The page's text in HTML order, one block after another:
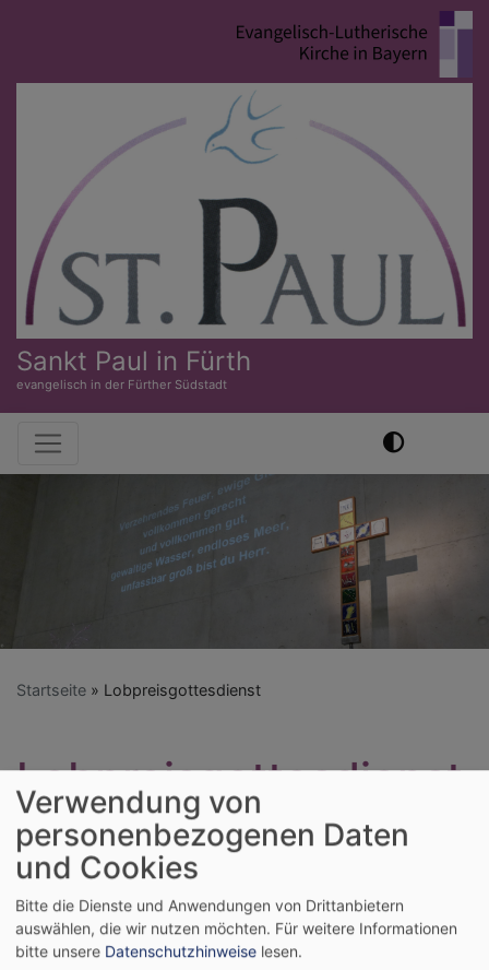
Sankt Paul in Fürth
evangelisch in der Fürther Südstadt
Hauptnavigation
Startseite Lobpreisgottesdienst
Lobpreisgottesdienst
Verwendung von
personenbezogenen Daten
und Cookies
Bitte die Dienste und Anwendungen von Drittanbietern
auswählen, die wir nutzen möchten. Für weitere Informationen
bitte unsere Datenschutzhinweise lesen.